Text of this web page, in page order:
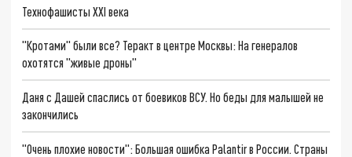
Технофашисты XXI века
"Кротами" были все? Теракт в центре Москвы: На генералов
охотятся "живые дроны"
Даня с Дашей спаслись от боевиков ВСУ. Но беды для малышей не
закончились
"Очень плохие новости": Большая ошибка Palantir в России. Страны